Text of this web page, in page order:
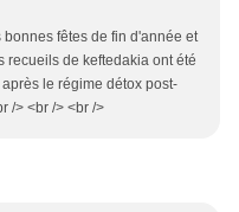
bonnes fêtes de fin d'année et
recueils de keftedakia ont été
le régime détox post-
/> <br /> <br />